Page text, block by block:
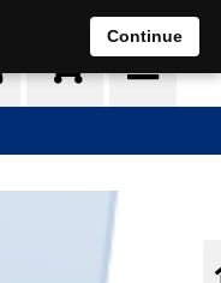
Continue